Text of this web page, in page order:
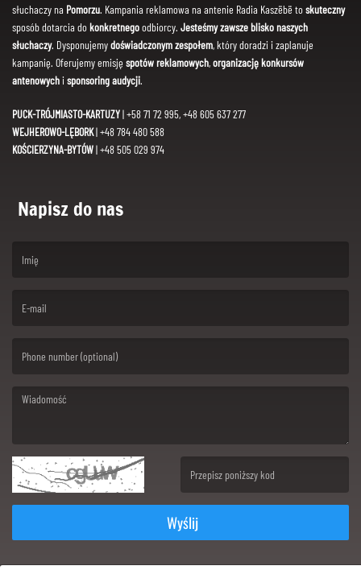
słuchaczy na Pomorzu. Kampania reklamowa na antenie Radia Kaszëbë toskuteczny
sposób dotarcia dokonkretnegoodbiorcy. Jesteśmy zawsze blisko naszych
słuchaczy. Dysponujemydoświadczonym zespołem, który doradzi i zaplanuje
kampanię. Oferujemy emisję spotów reklamowych,organizację konkursów
antenowychi sponsoring audycji.
PUCK-TRÓJMIASTO-KARTUZY| +58 71 72 995, +48 605 637 277
WEJHEROWO-LĘBORK| +48 784 480 588
KOŚCIERZYNA-BYTÓW| +48 505 029 974
Napisz do nas
Wyślij